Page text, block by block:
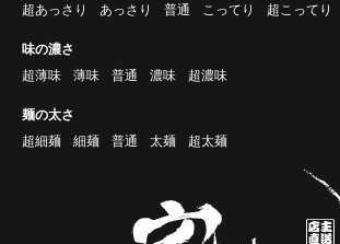
超あっさり
あっさり 普通 こってり 超こってり
味の濃さ
超薄味
薄味 普通 濃味 超濃味
麺の太さ
超細麺
細麺 普通 太麺 超太麺